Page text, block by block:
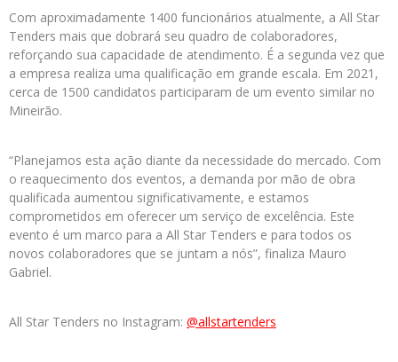
Com aproximadamente 1400 funcionários atualmente, a All Star
Tenders mais que dobrará seu quadro de colaboradores,
reforçando sua capacidade de atendimento. É a segunda vez que
a empresa realiza uma qualificação em grande escala. Em 2021,
cerca de 1500 candidatos participaram de um evento similar no
Mineirão.
“Planejamos esta ação diante da necessidade do mercado. Com
o reaquecimento dos eventos, a demanda por mão de obra
qualificada aumentou significativamente, e estamos
comprometidos em oferecer um serviço de excelência. Este
evento é um marco para a All Star Tenders e para todos os
novos colaboradores que se juntam a nós”, finaliza Mauro
Gabriel.
All Star Tenders no Instagram: @allstartenders